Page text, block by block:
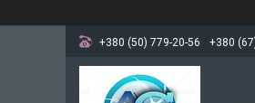
+380 (50) 779-20-56 +380